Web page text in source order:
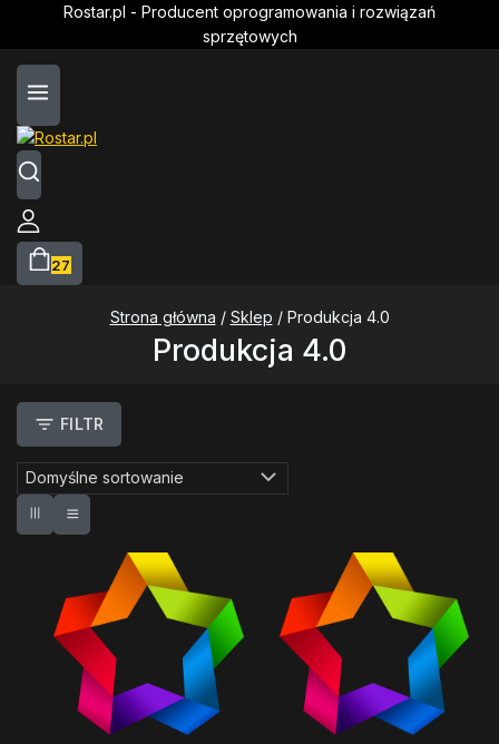
Rostar.pl - Producent oprogramowania i rozwiązań
sprzętowych
27
Strona główna / Sklep / Produkcja 4.0
Produkcja 4.0
FILTR